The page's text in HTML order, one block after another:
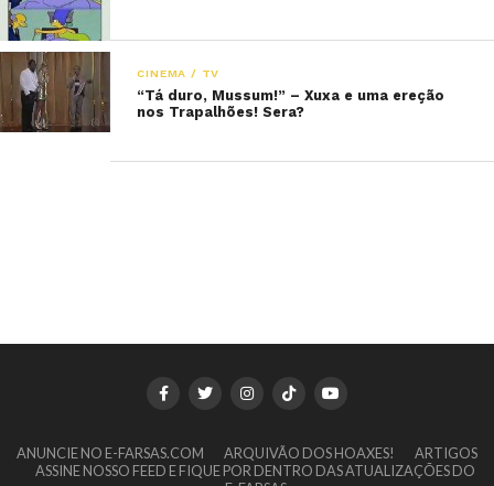
CINEMA / TV
“Tá duro, Mussum!” – Xuxa e uma ereção
nos Trapalhões! Sera?
ANUNCIE NO E-FARSAS.COM ARQUIVÃO DOS HOAXES!
ARTIGOS
ASSINE NOSSO FEED E FIQUE POR DENTRO DAS ATUALIZAÇÕES DO